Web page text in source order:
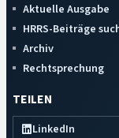
Aktuelle Ausgabe
HRRS-Beiträge
Archiv
Rechtsprechung
TEILEN
LinkedIn